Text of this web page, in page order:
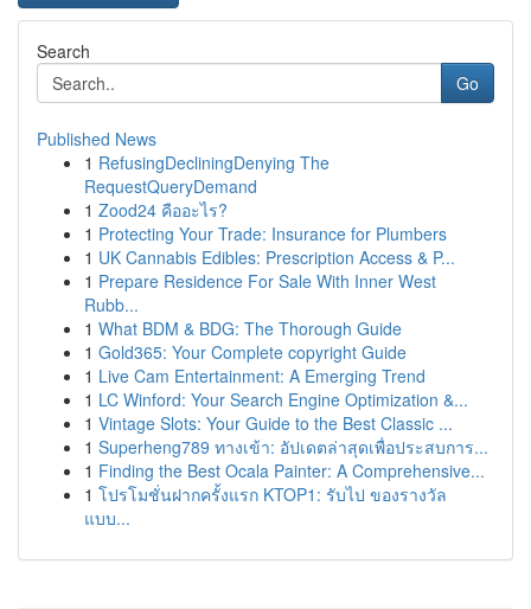
Search
Go
Published News
1 RefusingDecliningDenying The
RequestQueryDemand
1 Zood24 คืออะไร?
1 Protecting Your Trade: Insurance for Plumbers
1 UK Cannabis Edibles: Prescription Access & P...
1 Prepare Residence For Sale With Inner West
Rubb...
1 What BDM & BDG: The Thorough Guide
1 Gold365: Your Complete copyright Guide
1 Live Cam Entertainment: A Emerging Trend
1 LC Winford: Your Search Engine Optimization &...
1 Vintage Slots: Your Guide to the Best Classic ...
1 Superheng789 ทางเข้า: อัปเดตล่าสุดเพื่อประสบการ...
1 Finding the Best Ocala Painter: A Comprehensive...
1 โปรโมชั่นฝากครั้งแรก KTOP1: รับไป ของรางวัล
แบบ...